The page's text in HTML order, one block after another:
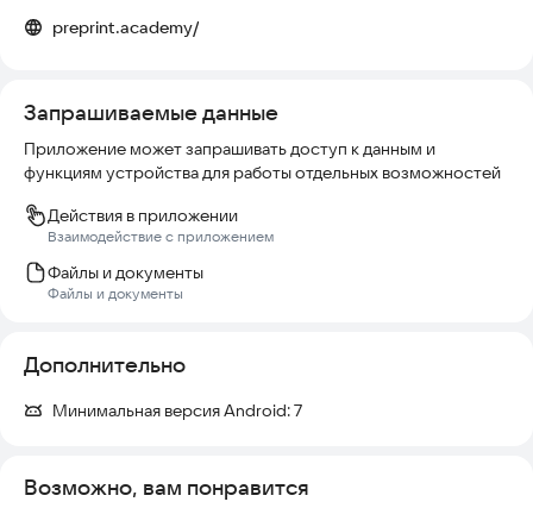
preprint.academy/
Запрашиваемые данные
Приложение может запрашивать доступ к данным и
функциям устройства для работы отдельных возможностей
Действия в приложении
Взаимодействие с приложением
Файлы и документы
Файлы и документы
Дополнительно
Минимальная версия Android:7
Возможно, вам понравится